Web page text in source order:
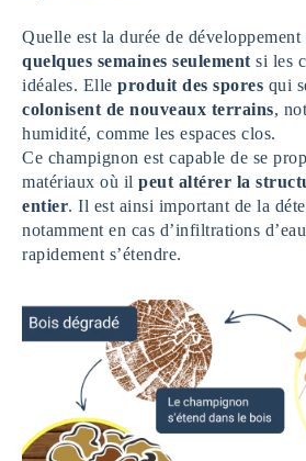
Quelle est la durée de développement
quelques semaines seulement si les
idéales. Elle produit des spores qui
colonisent de nouveaux terrains,
humidité, comme les espaces clos.
Ce champignon est capable de se
matériaux où il peut altérer la
entier. Il est ainsi important de la
notamment en cas d’infiltrations
rapidement s’étendre.